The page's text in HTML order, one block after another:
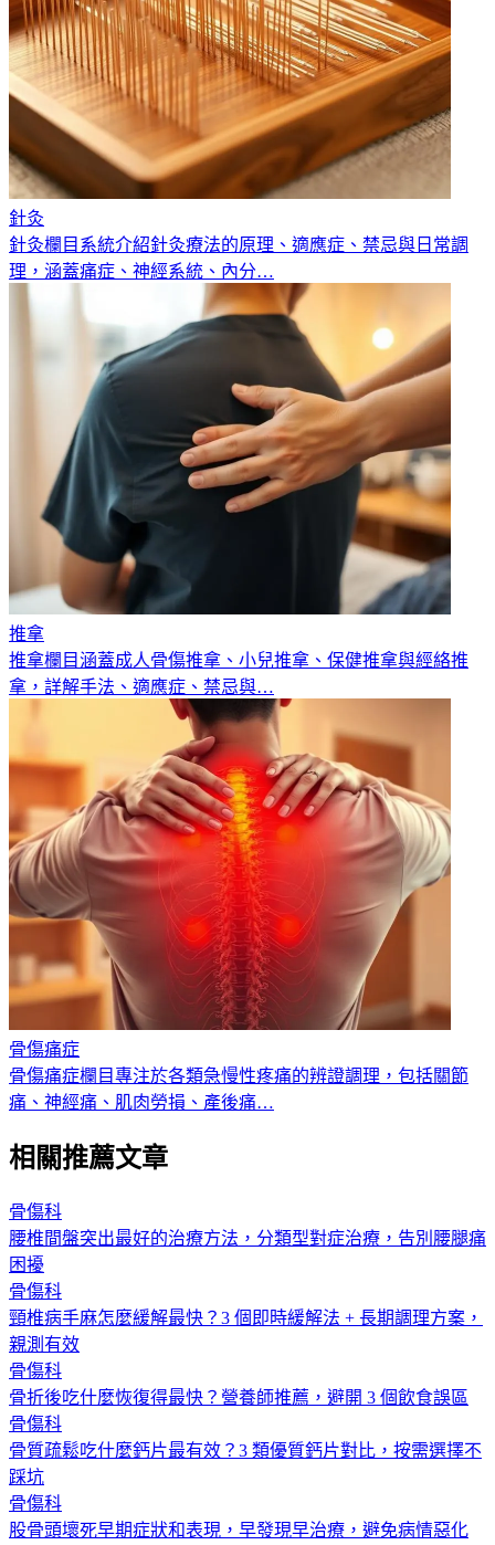
針灸
針灸欄目系統介紹針灸療法的原理、適應症、禁忌與日常調
理，涵蓋痛症、神經系統、內分…
推拿
推拿欄目涵蓋成人骨傷推拿、小兒推拿、保健推拿與經絡推
拿，詳解手法、適應症、禁忌與…
骨傷痛症
骨傷痛症欄目專注於各類急慢性疼痛的辨證調理，包括關節
痛、神經痛、肌肉勞損、產後痛…
相關推薦文章
骨傷科
腰椎間盤突出最好的治療方法，分類型對症治療，告別腰腿痛
困擾
骨傷科
頸椎病手麻怎麼緩解最快？3 個即時緩解法 + 長期調理方案，
親測有效
骨傷科
骨折後吃什麼恢復得最快？營養師推薦，避開 3 個飲食誤區
骨傷科
骨質疏鬆吃什麼鈣片最有效？3 類優質鈣片對比，按需選擇不
踩坑
骨傷科
股骨頭壞死早期症狀和表現，早發現早治療，避免病情惡化